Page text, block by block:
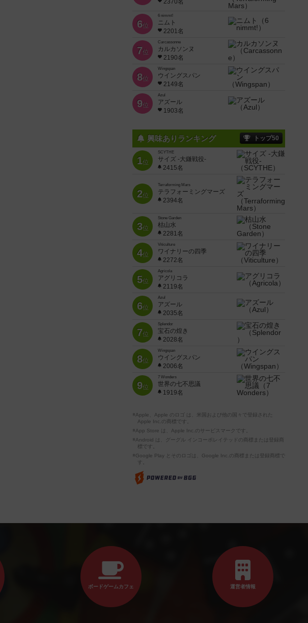
2370名
6位
6 nimmt!
ニムト
2201名
7位
Carcassonne
カルカソンヌ
2190名
8位
Wingspan
ウイングスパン
2149名
9位
Azul
アズール
1903名
興味ありランキング トップ50
1位
SCYTHE
サイズ -大鎌戦役-
2415名
2位
Terraforming Mars
テラフォーミングマーズ
2394名
3位
Stone Garden
枯山水
2281名
4位
Viticulture
ワイナリーの四季
2272名
5位
Agricola
アグリコラ
2119名
6位
Azul
アズール
2035名
7位
Splendor
宝石の煌き
2028名
8位
Wingspan
ウイングスパン
2006名
9位
7 Wonders
世界の七不思議
1919名
※Apple、Apple のロゴ は、米国および他の国々で登録された
Apple Inc.の商標です。
※App Store は、Apple Inc.のサービスマークです。
※Android は、グーグル インコーポレイテッドの商標または登録商
標です。
※Google Play とそのロゴは、Google Inc.の商標または登録商標で
す。
ボードゲームカフェ 運営者情報